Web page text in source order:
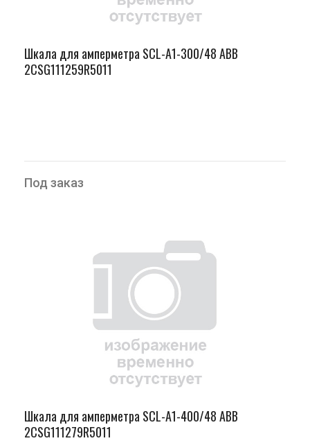
Шкала для амперметра SCL-A1-300/48 ABB
2CSG111259R5011
Под заказ
Шкала для амперметра SCL-A1-400/48 ABB
2CSG111279R5011